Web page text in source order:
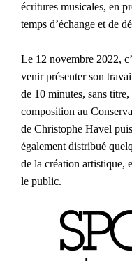
écritures musicales, en
temps d’échange et de
Le 12 novembre 2022,
venir présenter son
de 10 minutes, sans titre,
composition au
de Christophe Havel
également distribué
de la création artistique,
le public.